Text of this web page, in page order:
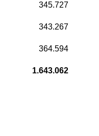
345.727
343.267
364.594
1.643.062